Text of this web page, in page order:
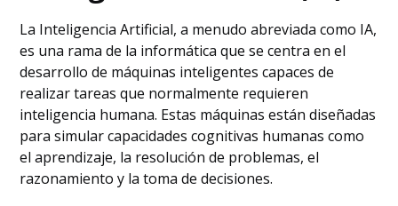
La Inteligencia Artificial, a menudo abreviada como IA,
es una rama de la informática que se centra en el
desarrollo de máquinas inteligentes capaces de
realizar tareas que normalmente requieren
inteligencia humana. Estas máquinas están diseñadas
para simular capacidades cognitivas humanas como
el aprendizaje, la resolución de problemas, el
razonamiento y la toma de decisiones.